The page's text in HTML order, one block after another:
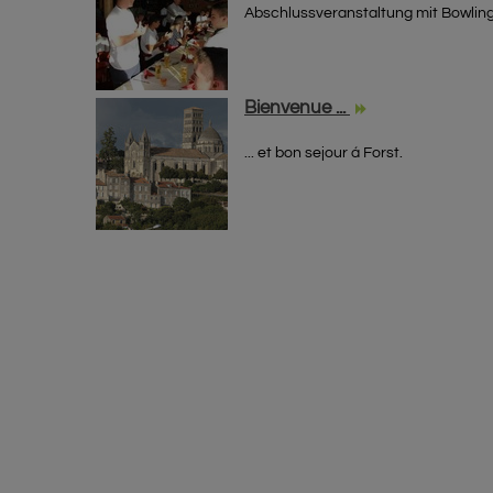
Abschlussveranstaltung mit
Bienvenue ...
... et bon sejour á Forst.